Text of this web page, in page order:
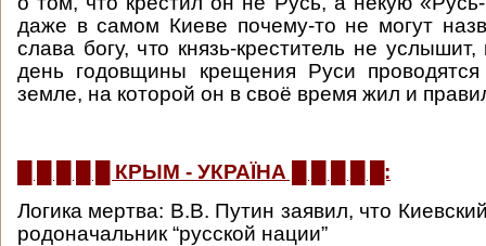
даже в самом Киеве почему-то не могут
слава богу, что князь-креститель не
день годовщины крещения Руси
земле, на которой он в своё время жил и
█ █ █ █ █ КРЫМ - УКРАЇНА █ █ █ █ █:
Логика мертва: В.В. Путин заявил, что
родоначальник “русской нации”